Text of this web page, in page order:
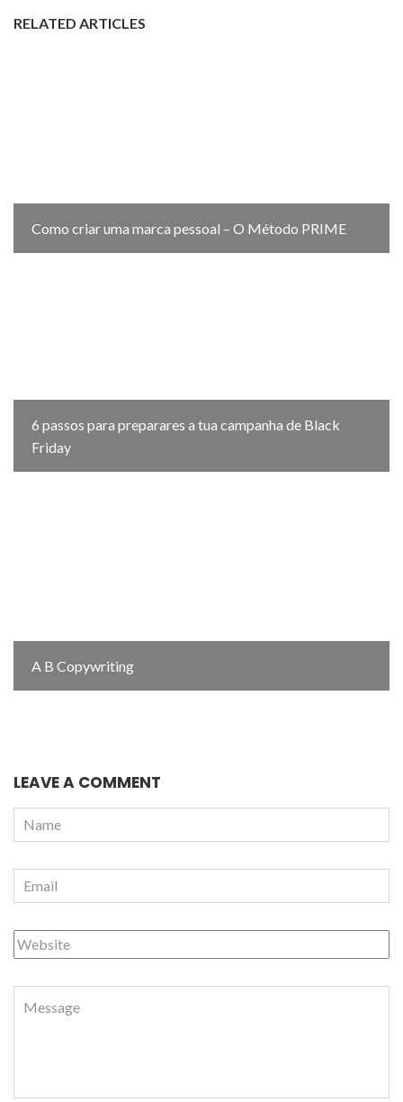
RELATED ARTICLES
Como criar uma marca pessoal – O Método PRIME
6 passos para preparares a tua campanha de Black
Friday
A B Copywriting
LEAVE A COMMENT